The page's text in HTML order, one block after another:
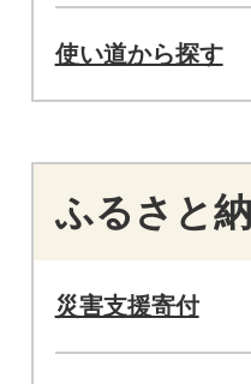
使い道から探す
ふるさと
災害支援寄付